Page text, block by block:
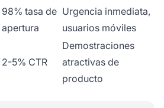
98% tasa de
apertura
Urgencia inmediata,
usuarios móviles
2-5% CTR
Demostraciones
atractivas de
producto